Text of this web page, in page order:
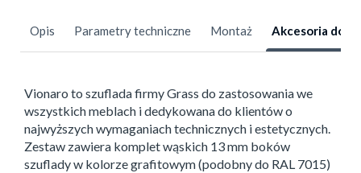
Opis Parametry techniczne Montaż Akcesoria
Vionaro to szuflada firmy Grass do zastosowania we
wszystkich meblach i dedykowana do klientów o
najwyższych wymaganiach technicznych i estetycznych.
Zestaw zawiera komplet wąskich 13 mm boków
szuflady w kolorze grafitowym (podobny do RAL 7015)